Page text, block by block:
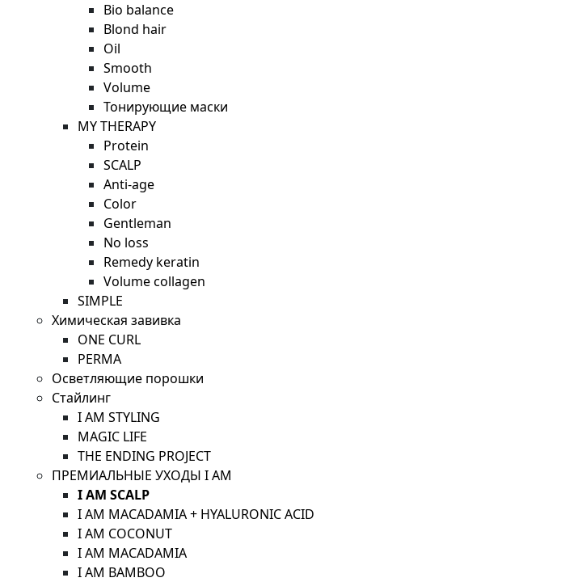
Bio balance
Blond hair
Oil
Smooth
Volume
Тонирующие маски
MY THERAPY
Protein
SCALP
Anti-age
Color
Gentleman
No loss
Remedy keratin
Volume collagen
SIMPLE
Химическая завивка
ONE CURL
PERMA
Осветляющие порошки
Стайлинг
I AM STYLING
MAGIC LIFE
THE ENDING PROJECT
ПРЕМИАЛЬНЫЕ УХОДЫ I AM
I AM SCALP
I AM MACADAMIA + HYALURONIC ACID
I AM COCONUT
I AM MACADAMIA
I AM BAMBOO